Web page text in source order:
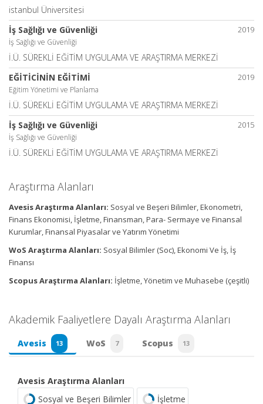
istanbul Üniversitesi
2019
İş Sağlığı ve Güvenliği
İş Sağlığı ve Güvenliği
İ.Ü. SÜREKLİ EĞİTİM UYGULAMA VE ARAŞTIRMA MERKEZİ
2019
EĞİTİCİNİN EĞİTİMİ
Eğitim Yönetimi ve Planlama
İ.Ü. SÜREKLİ EĞİTİM UYGULAMA VE ARAŞTIRMA MERKEZİ
2015
İş Sağlığı ve Güvenliği
İş Sağlığı ve Güvenliği
İ.Ü. SÜREKLİ EĞİTİM UYGULAMA VE ARAŞTIRMA MERKEZİ
Araştırma Alanları
Avesis Araştırma Alanları: Sosyal ve Beşeri Bilimler, Ekonometri,
Finans Ekonomisi, İşletme, Finansman, Para- Sermaye ve Finansal
Kurumlar, Finansal Piyasalar ve Yatırım Yönetimi
WoS Araştırma Alanları: Sosyal Bilimler (Soc), Ekonomi Ve İş, İş
Finansı
Scopus Araştırma Alanları: İşletme, Yönetim ve Muhasebe (çeşitli)
Akademik Faaliyetlere Dayalı Araştırma Alanları
Avesis 13 WoS 7 Scopus 13
Avesis Araştırma Alanları
Sosyal ve Beşeri Bilimler
İşletme